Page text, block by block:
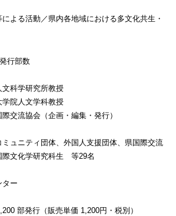
による活動／県内各地域における多文化共生・
行部数
科学研究所教授
院人文学科教授
交流協会（企画・編集・発行）
ュニティ団体、外国人支援団体、県国際交流
際文化学研究科生 等29名
ター
部発行（販売単価 1,200円・税別）